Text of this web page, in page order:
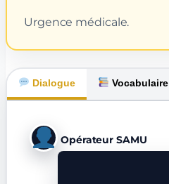
Urgence médicale.
Dialogue Vocabulaire
Opérateur SAMU